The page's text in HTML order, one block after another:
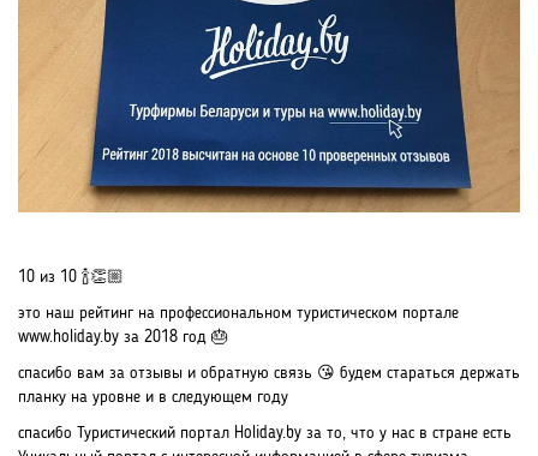
10 из 10 🍾👏🏼
это наш рейтинг на профессиональном туристическом портале
www.holiday.by за 2018 год 🎂
спасибо вам за отзывы и обратную связь 😘 будем стараться держать
планку на уровне и в следующем году
спасибо Туристический портал Holiday.by за то, что у нас в стране есть